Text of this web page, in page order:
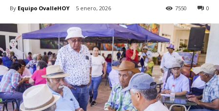
By Equipo OvalleHOY 5 enero, 2026 0
7550